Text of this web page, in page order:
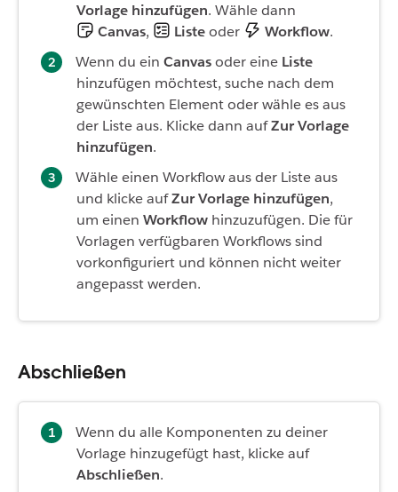
Vorlage hinzufügen. Wähle dann
Canvas, Listeoder Workflow.
Wenn du ein Canvasoder eine Liste
hinzufügen möchtest, suche nach dem
gewünschten Element oder wähle es aus
der Liste aus. Klicke dann aufZur Vorlage
hinzufügen.
Wähle einen Workflow aus der Liste aus
und klicke aufZur Vorlage hinzufügen,
um einen Workflow hinzuzufügen. Die für
Vorlagen verfügbaren Workflows sind
vorkonfiguriert und können nicht weiter
angepasst werden.
Abschließen
Wenn du alle Komponenten zu deiner
Vorlage hinzugefügt hast, klicke auf
Abschließen.